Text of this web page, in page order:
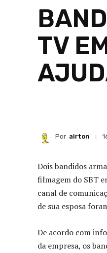
TV
Por airton
Dois bandidos
filmagem do SBT
canal de
de sua esposa
De acordo com
da empresa, os